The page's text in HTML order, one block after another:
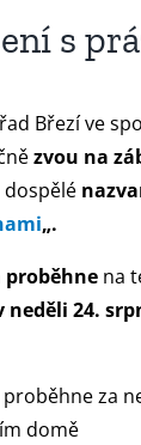
s
Březí ve
zvou na
„.
proběhne na
neděli 24.
za
domě